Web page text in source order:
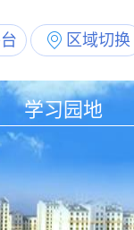
区域切换
学习园地